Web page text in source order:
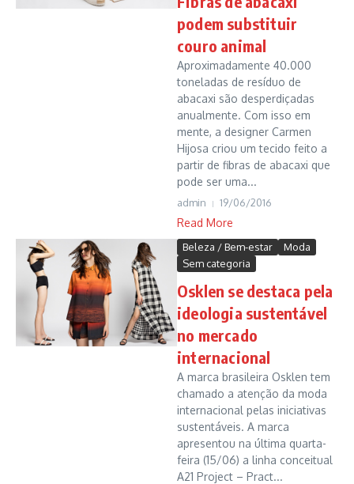
podem substituir
couro animal
Aproximadamente 40.000
toneladas de resíduo de
abacaxi são desperdiçadas
anualmente. Com isso em
mente, a designer Carmen
Hijosa criou um tecido feito a
partir de fibras de abacaxi que
pode ser uma...
admin 19/06/2016
Read More
Beleza / Bem-estar
Moda
Sem categoria
Osklen se destaca pela
ideologia sustentável
no mercado
internacional
A marca brasileira Osklen tem
chamado a atenção da moda
internacional pelas iniciativas
sustentáveis. A marca
apresentou na última quarta-
feira (15/06) a linha conceitual
A21 Project – Pract...